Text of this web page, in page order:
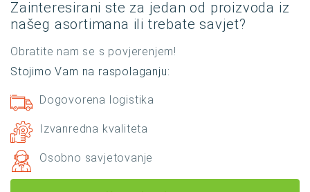
Zainteresirani ste za jedan od proizvoda iz
našeg asortimana ili trebate savjet?
Obratite nam se s povjerenjem!
Stojimo Vam na raspolaganju:
Dogovorena logistika
Izvanredna kvaliteta
Osobno savjetovanje